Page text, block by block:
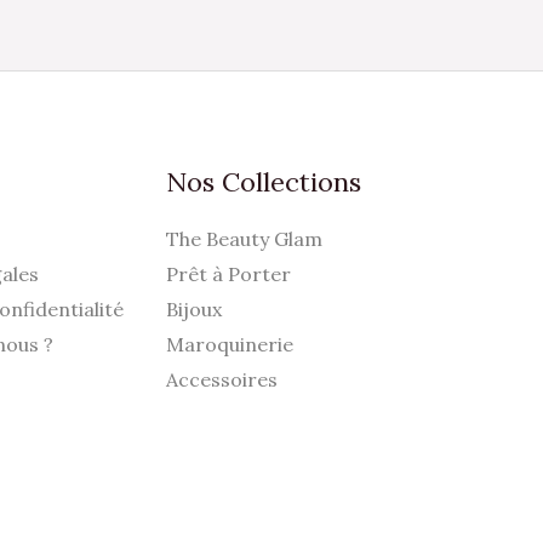
?
Nos Collections
The Beauty Glam
Prêt à Porter
Bijoux
Maroquinerie
Accessoires